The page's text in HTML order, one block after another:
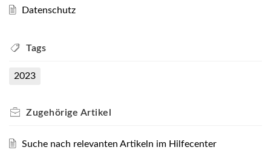
Datenschutz
Tags
2023
Zugehörige Artikel
Suche nach relevanten Artikeln im Hilfecenter